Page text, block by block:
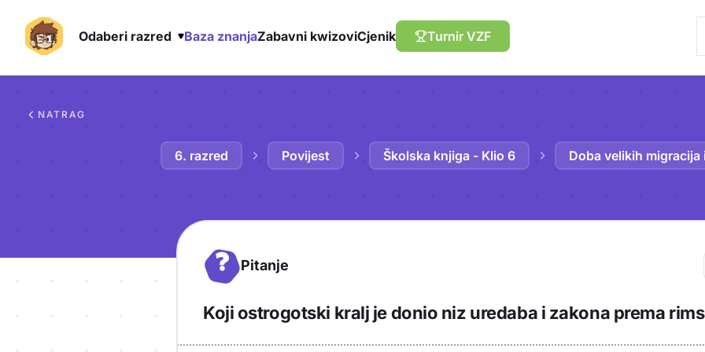
Odaberi razred Baza znanjaZabavni kwizoviCjenik Turnir VZF
NATRAG
6. razred Povijest Školska knjiga - Klio 6 Doba velikih
? Pitanje
Trebaš biti
sadržaj u
Koji ostrogotski kralj je donio niz uredaba i zakona prema